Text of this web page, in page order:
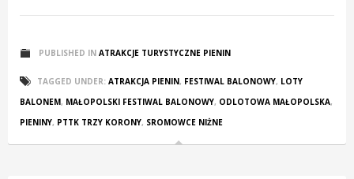
PUBLISHED IN ATRAKCJE TURYSTYCZNE PIENIN
TAGGED UNDER: ATRAKCJA PIENIN, FESTIWAL BALONOWY, LOTY
BALONEM, MAŁOPOLSKI FESTIWAL BALONOWY, ODLOTOWA MAŁOPOLSKA,
PIENINY, PTTK TRZY KORONY, SROMOWCE NIŻNE